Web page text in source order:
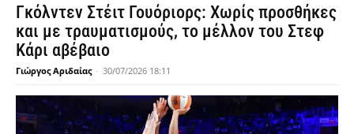
Γκόλντεν Στέιτ Γουόριορς: Χωρίς προσθήκες
και με τραυματισμούς, το μέλλον του Στεφ
Κάρι αβέβαιο
Γιώργος Αριδαίας - 30/07/2026 18:11